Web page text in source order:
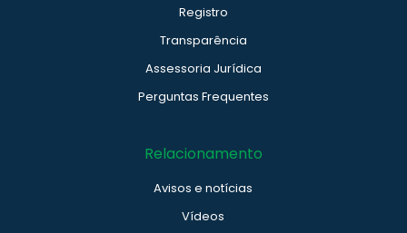
Registro
Transparência
Assessoria Jurídica
Perguntas Frequentes
Relacionamento
Avisos e notícias
Vídeos